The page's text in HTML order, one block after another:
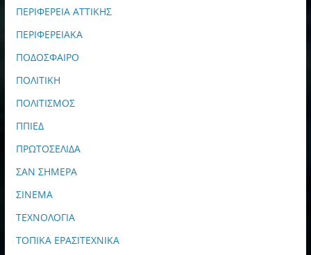
ΠΕΡΙΦΕΡΕΙΑ ΑΤΤΙΚΗΣ
ΠΕΡΙΦΕΡΕΙΑΚΑ
ΠΟΔΟΣΦΑΙΡΟ
ΠΟΛΙΤΙΚΗ
ΠΟΛΙΤΙΣΜΟΣ
ΠΠΙΕΔ
ΠΡΩΤΟΣΕΛΙΔΑ
ΣΑΝ ΣΗΜΕΡΑ
ΣΙΝΕΜΑ
ΤΕΧΝΟΛΟΓΙΑ
ΤΟΠΙΚΑ ΕΡΑΣΙΤΕΧΝΙΚΑ